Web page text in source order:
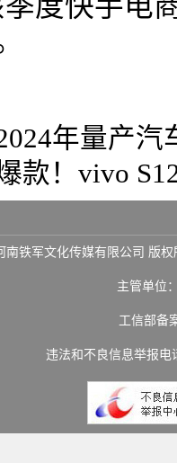
年量产汽
款！vivo
南铁军文化传媒有限公司 版
主管单位
工信部备
违法和不良信息举报